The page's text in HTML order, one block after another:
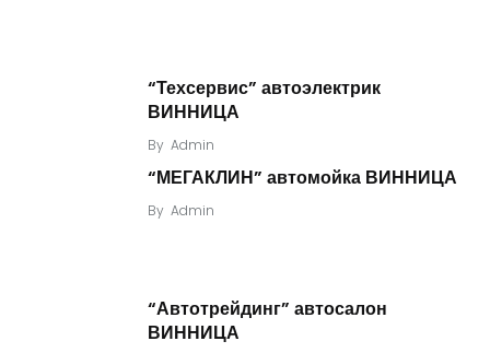
“Техсервис” автоэлектрик
ВИННИЦА
By Admin
“МЕГАКЛИН” автомойка ВИННИЦА
By Admin
“Автотрейдинг” автосалон
ВИННИЦА